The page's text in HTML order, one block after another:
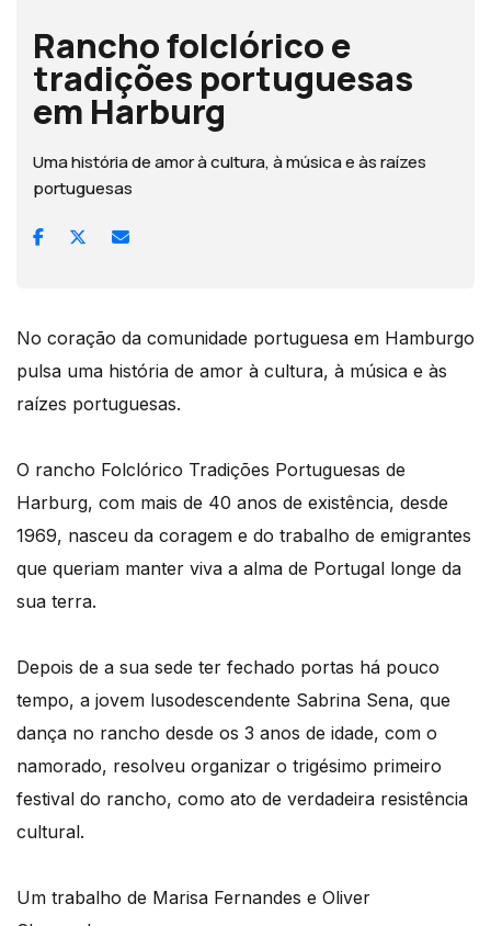
Rancho folclórico e
tradições portuguesas
em Harburg
Uma história de amor à cultura, à música e às raízes
portuguesas
No coração da comunidade portuguesa em Hamburgo
pulsa uma história de amor à cultura, à música e às
raízes portuguesas.
O rancho Folclórico Tradições Portuguesas de
Harburg, com mais de 40 anos de existência, desde
1969, nasceu da coragem e do trabalho de emigrantes
que queriam manter viva a alma de Portugal longe da
sua terra.
Depois de a sua sede ter fechado portas há pouco
tempo, a jovem lusodescendente Sabrina Sena, que
dança no rancho desde os 3 anos de idade, com o
namorado, resolveu organizar o trigésimo primeiro
festival do rancho, como ato de verdadeira resistência
cultural.
Um trabalho de Marisa Fernandes e Oliver